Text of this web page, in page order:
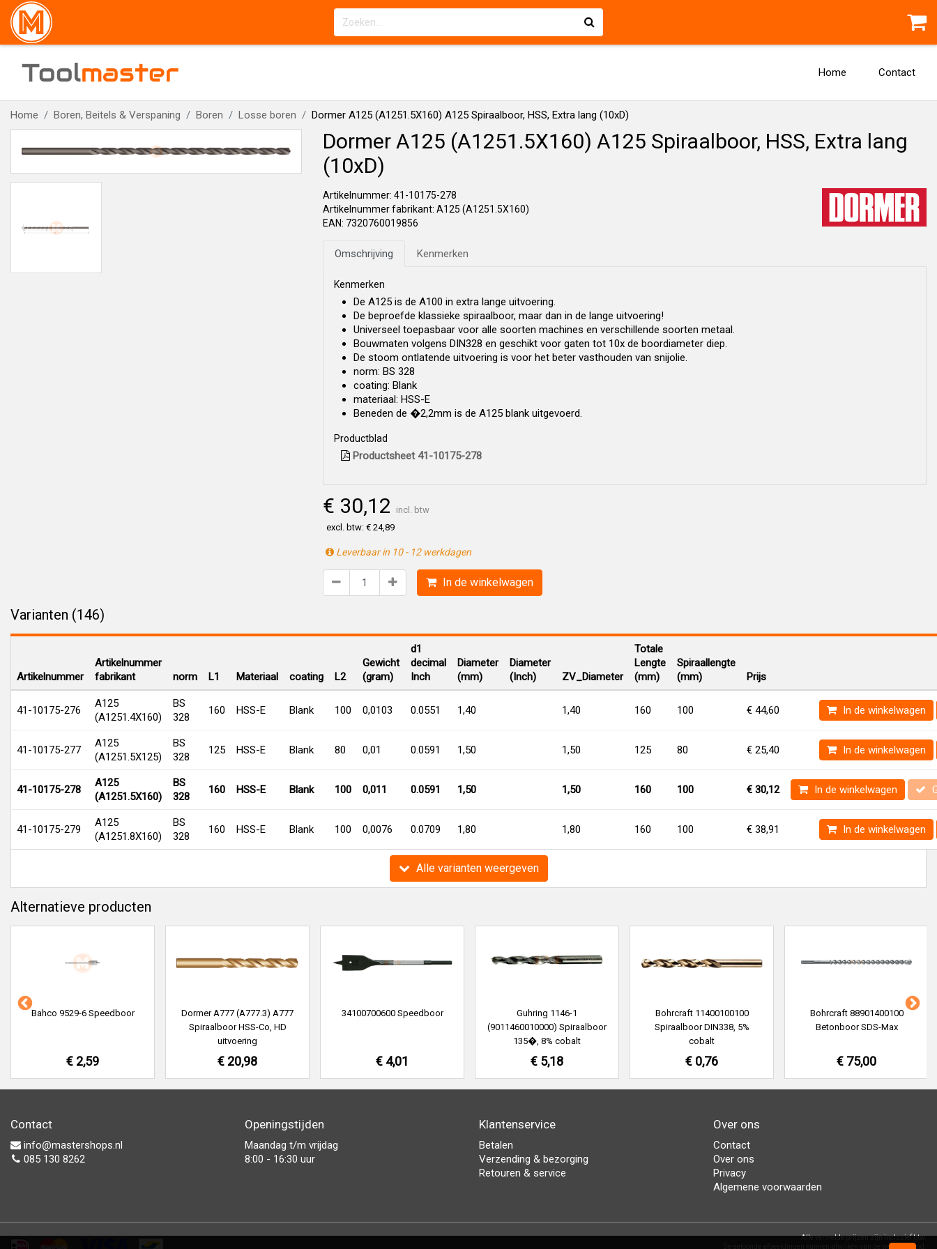
Toolmaster Home Contact
Home Boren, Beitels & Verspaning Boren Losse boren Dormer A125 (A1251.5X160) A125 Spiraalboor, HSS, Extra lang (10xD)
Dormer A125 (A1251.5X160) A125 Spiraalboor, HSS, Extra lang
(10xD)
Artikelnummer: 41-10175-278
Artikelnummer fabrikant: A125 (A1251.5X160)
EAN: 7320760019856
Omschrijving Kenmerken
Kenmerken
De A125 is de A100 in extra lange uitvoering.
De beproefde klassieke spiraalboor, maar dan in de lange uitvoering!
Universeel toepasbaar voor alle soorten machines en verschillende soorten metaal.
Bouwmaten volgens DIN328 en geschikt voor gaten tot 10x de boordiameter diep.
De stoom ontlatende uitvoering is voor het beter vasthouden van snijolie.
norm: BS 328
coating: Blank
materiaal: HSS-E
Beneden de �2,2mm is de A125 blank uitgevoerd.
Productblad
Productsheet 41-10175-278
€ 30,12
incl. btw
excl. btw: € 24,89
Leverbaar in 10 - 12 werkdagen
In de winkelwagen
Varianten (146)
Artikelnummer
Artikelnummer
fabrikant
norm L1 Materiaal coating L2
Gewicht
(gram)
d1
decimal
Inch
Diameter
(mm)
Diameter
(Inch)
ZV_Diameter
Totale
Lengte
(mm)
Spiraallengte
(mm)
Prijs
41-10175-276
A125
(A1251.4X160)
BS
328
160 HSS-E Blank 100 0,0103 0.0551 1,40 1,40 160 100 € 44,60 In de winkelwagen
41-10175-277
A125
(A1251.5X125)
BS
328
125 HSS-E Blank 80 0,01 0.0591 1,50 1,50 125 80 € 25,40 In de winkelwagen
41-10175-278
A125
(A1251.5X160)
BS
328
160 HSS-E Blank 100 0,011 0.0591 1,50 1,50 160 100 € 30,12 In de winkelwagen
41-10175-279
A125
(A1251.8X160)
BS
328
160 HSS-E Blank 100 0,0076 0.0709 1,80 1,80 160 100 € 38,91 In de winkelwagen
Alle varianten weergeven
Alternatieve producten
Bahco 9529-6 Speedboor
€ 2,59
Dormer A777 (A777.3) A777
Spiraalboor HSS-Co, HD
uitvoering
€ 20,98
34100700600 Speedboor
€ 4,01
Guhring 1146-1
(9011460010000) Spiraalboor
135�, 8% cobalt
€ 5,18
Bohrcraft 11400100100
Spiraalboor DIN338, 5%
cobalt
€ 0,76
Bohrcraft 88901400100
Betonboor SDS-Max
€ 75,00
Contact
info@mastershops.nl
085 130 8262
Openingstijden
Maandag t/m vrijdag
8:00 - 16:30 uur
Klantenservice
Betalen
Verzending & bezorging
Retouren & service
Over ons
Contact
Over ons
Privacy
Algemene voorwaarden
Alle vermelde prijzen zijn inclusief btw.
De getoonde afbeeldingen kunnen afwijken van de werkelijkheid.